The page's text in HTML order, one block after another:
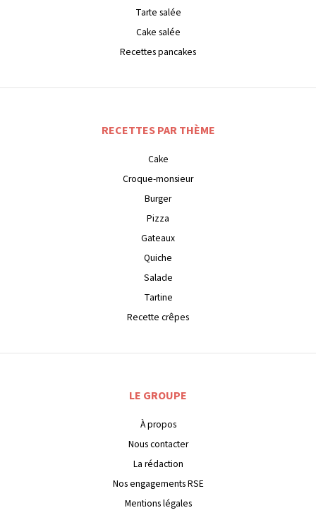
Tarte salée
Cake salée
Recettes pancakes
RECETTES PAR THÈME
Cake
Croque-monsieur
Burger
Pizza
Gateaux
Quiche
Salade
Tartine
Recette crêpes
LE GROUPE
À propos
Nous contacter
La rédaction
Nos engagements RSE
Mentions légales